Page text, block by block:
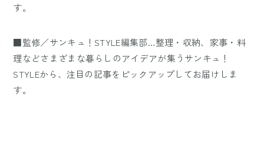
す。
■監修／サンキュ！STYLE編集部…整理・収納、家事・料
理などさまざまな暮らしのアイデアが集うサンキュ！
STYLEから、注目の記事をピックアップしてお届けしま
す。